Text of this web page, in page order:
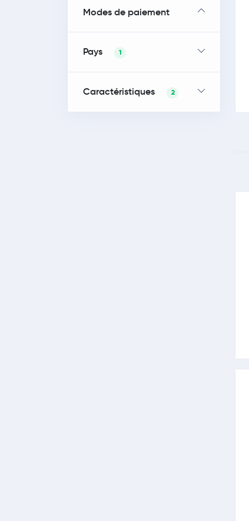
Modes de paiement
Pays 1
Caractéristiques 2